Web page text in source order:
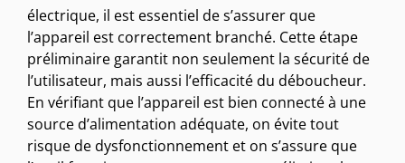
électrique, il est essentiel de s’assurer que
l’appareil est correctement branché. Cette étape
préliminaire garantit non seulement la sécurité de
l’utilisateur, mais aussi l’efficacité du déboucheur.
En vérifiant que l’appareil est bien connecté à une
source d’alimentation adéquate, on évite tout
risque de dysfonctionnement et on s’assure que